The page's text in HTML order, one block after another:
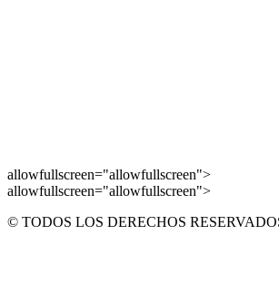
allowfullscreen="allowfullscreen">
allowfullscreen="allowfullscreen">
© TODOS LOS DERECHOS